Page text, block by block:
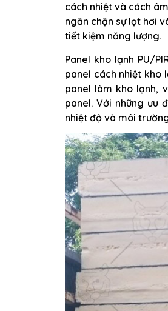
cách nhiệt và cách
ngăn chặn sự lọt hơi
tiết kiệm năng lượng.
Panel kho lạnh PU/
panel cách nhiệt kho
panel làm kho lạnh,
panel. Với những ưu
nhiệt độ và môi